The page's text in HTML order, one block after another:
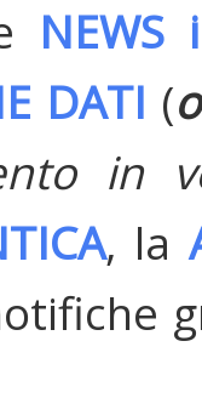
DATI (
in
, la